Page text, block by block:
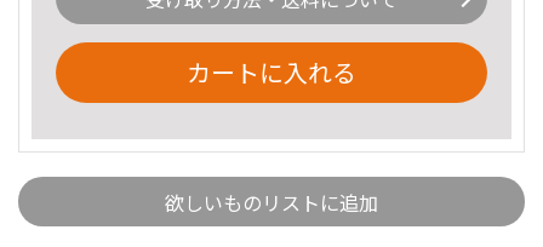
カートに入れる
欲しいものリストに追加